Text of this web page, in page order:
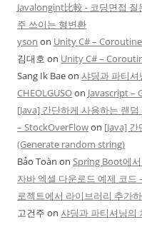
Javalongint比較 - 코딩면접
주 쓰이는 형변환
yson on Unity C# –
김대호 on Unity C# –
Sang Ik Baeon 샤딩과 파티셔
CHEOLGUSOon Javascript –
[Java] 간단하게 사용하는 랜
– StockOverFlowon [Java]
(Generate random string)
Bảo Toàn on Spring Boot에
자바 엑셀 다운로드 예제 코드
로젝트에서 라이브러리 추가
고건주 on 샤딩과 파티셔닝의